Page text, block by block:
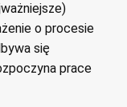
o procesie
się
prace